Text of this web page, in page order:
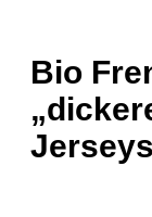
Bio
Jerseys